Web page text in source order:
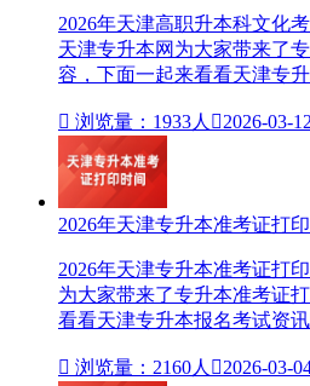
2026年天津高职升本科文化
天津专升本网为大家带来了
容，下面一起来看看天津专
 浏览量：1933人 2026-03-12
2026年天津专升本准考证打
2026年天津专升本准考证打
为大家带来了专升本准考证
看看天津专升本报名考试资
 浏览量：2160人 2026-03-